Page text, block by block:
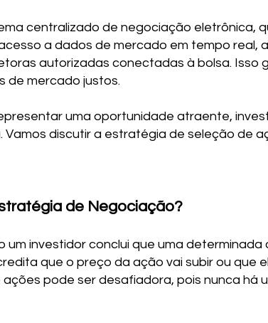
centralizado de negociação eletrônica,
a dados de mercado em tempo real,
autorizadas conectadas à bolsa. Isso
de mercado justos.
uma oportunidade atraente,
discutir a estratégia de seleção de
de Negociação?
investidor conclui que uma determinada
que o preço da ação vai subir ou que
pode ser desafiadora, pois nunca há